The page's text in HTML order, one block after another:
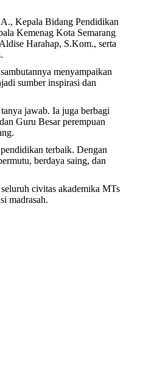
Kepala Bidang Pendidikan
Kemenag Kota Semarang
Harahap, S.Kom., serta
menyampaikan
sumber inspirasi dan
jawab. Ia juga berbagi
Guru Besar perempuan
terbaik. Dengan
berdaya saing, dan
civitas akademika MTs
madrasah.